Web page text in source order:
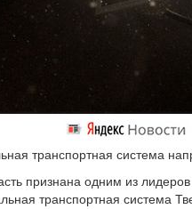
транспортная система
признана одним из
транспортная система